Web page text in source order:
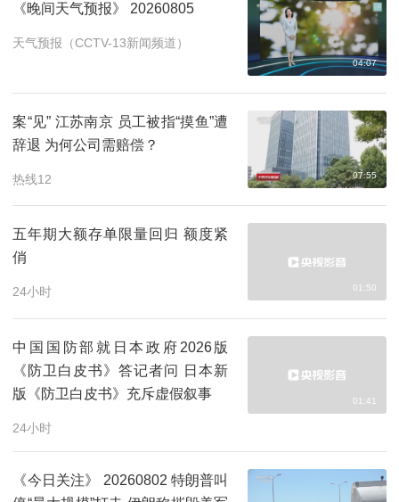
《晚间天气预报》 20260805
天气预报（CCTV-13新闻频道）
04:07
案“见” 江苏南京 员工被指“摸鱼”遭
辞退 为何公司需赔偿？
热线12 07:55
五年期大额存单限量回归 额度紧
俏
24小时 01:50
中国国防部就日本政府2026版
《防卫白皮书》答记者问 日本新
版《防卫白皮书》充斥虚假叙事
24小时
01:41
《今日关注》 20260802 特朗普叫